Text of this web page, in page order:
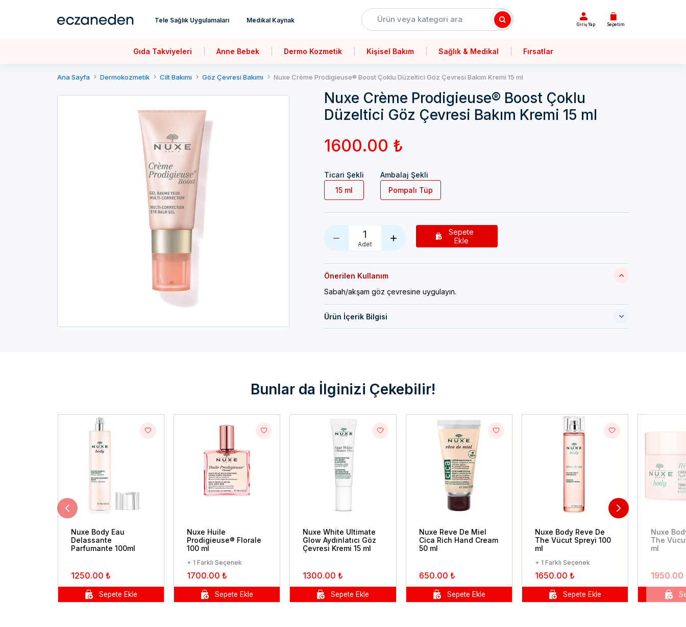
Tele Sağlık Uygulamaları Medikal Kaynak
Giriş Yap Sepetim
Gıda Takviyeleri Anne Bebek Dermo Kozmetik Kişisel Bakım Sağlık & Medikal Fırsatlar
Ana Sayfa Dermokozmetik Cilt Bakımı Göz Çevresi Bakımı Nuxe Crème Prodigieuse® Boost Çoklu Düzeltici Göz Çevresi Bakım Kremi 15 ml
Nuxe Crème Prodigieuse® Boost Çoklu
Düzeltici Göz Çevresi Bakım Kremi 15 ml
1600.00 ₺
Ticari Şekli
15 ml
Ambalaj Şekli
Pompalı Tüp
1
Adet
Sepete
Ekle
Önerilen Kullanım
Sabah/akşam göz çevresine uygulayın.
Ürün İçerik Bilgisi
Bunlar da İlginizi Çekebilir!
Nuxe Body Eau
Delassante
Parfumante 100ml
1250.00 ₺
Nuxe Huile
Prodigieuse® Florale
100 ml
+ 1 Farklı Seçenek
1700.00 ₺
Nuxe White Ultimate
Glow Aydınlatıcı Göz
Çevresi Kremi 15 ml
1300.00 ₺
Nuxe Reve De Miel
Cica Rich Hand Cream
50 ml
650.00 ₺
Nuxe Body Reve De
The Vücut Spreyi 100
ml
+ 1 Farklı Seçenek
1650.00 ₺
Nuxe
The
ml
1950.00